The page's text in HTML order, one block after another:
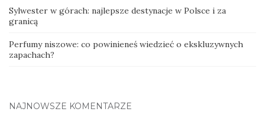
Sylwester w górach: najlepsze destynacje w Polsce i za
granicą
Perfumy niszowe: co powinieneś wiedzieć o ekskluzywnych
zapachach?
NAJNOWSZE KOMENTARZE